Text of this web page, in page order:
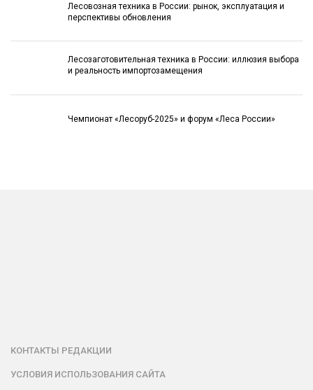
Лесовозная техника в России: рынок, эксплуатация и
перспективы обновления
Лесозаготовительная техника в России: иллюзия выбора
и реальность импортозамещения
Чемпионат «Лесоруб-2025» и форум «Леса России»
КОНТАКТЫ РЕДАКЦИИ
УСЛОВИЯ ИСПОЛЬЗОВАНИЯ САЙТА